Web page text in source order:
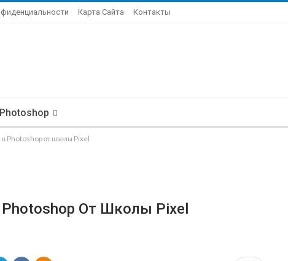
Карта Сайта Контакты
в Photoshop от школы Pixel
От Школы Pixel